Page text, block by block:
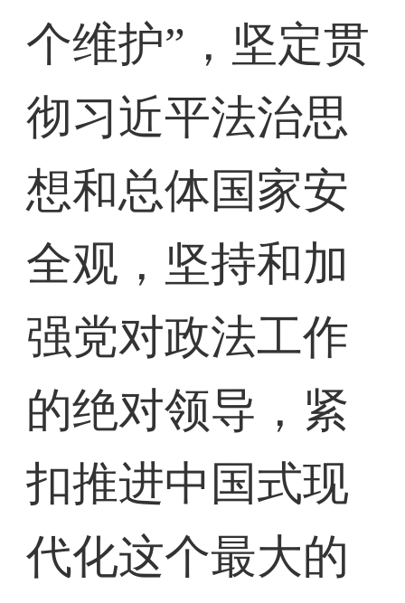
个维护”，坚定贯
彻习近平法治思
想和总体国家安
全观，坚持和加
强党对政法工作
的绝对领导，紧
扣推进中国式现
代化这个最大的